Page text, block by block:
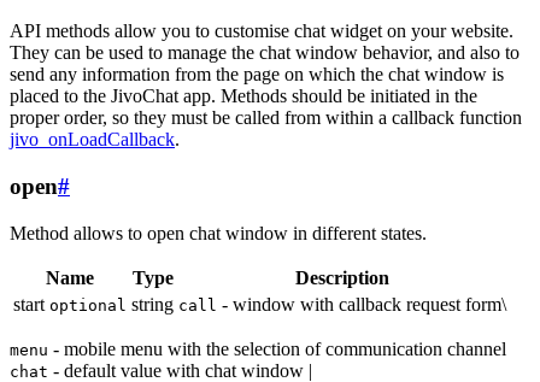
API methods allow you to customise chat widget on your website.
They can be used to manage the chat window behavior, and also to
send any information from the page on which the chat window is
placed to the JivoChat app. Methods should be initiated in the
proper order, so they must be called from within a callback function
jivo_onLoadCallback.
open#
Method allows to open chat window in different states.
Name Type
Description
start optional string call - window with callback request form\
menu - mobile menu with the selection of communication channel
chat - default value with chat window |